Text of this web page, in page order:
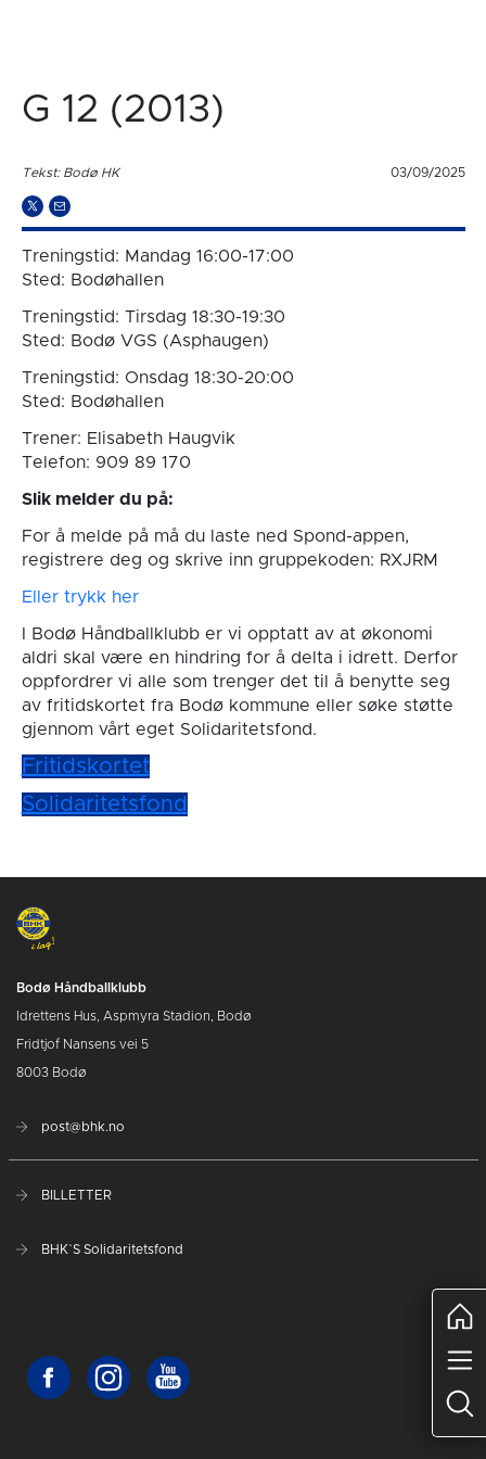
G 12 (2013)
Tekst: Bodø HK 03/09/2025
Treningstid: Mandag 16:00-17:00
Sted: Bodøhallen
Treningstid: Tirsdag 18:30-19:30
Sted: Bodø VGS (Asphaugen)
Treningstid: Onsdag 18:30-20:00
Sted: Bodøhallen
Trener: Elisabeth Haugvik
Telefon: 909 89 170
Slik melder du på:
For å melde på må du laste ned Spond-appen,
registrere deg og skrive inn gruppekoden: RXJRM
Eller trykk her
I Bodø Håndballklubb er vi opptatt av at økonomi
aldri skal være en hindring for å delta i idrett. Derfor
oppfordrer vi alle som trenger det til å benytte seg
av fritidskortet fra Bodø kommune eller søke støtte
gjennom vårt eget Solidaritetsfond.
Fritidskortet
Solidaritetsfond
Bodø Håndballklubb
Idrettens Hus, Aspmyra Stadion, Bodø
Fridtjof Nansens vei 5
8003 Bodø
post@bhk.no
BILLETTER
BHK`S Solidaritetsfond